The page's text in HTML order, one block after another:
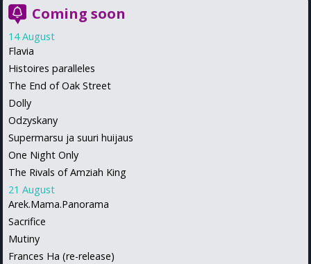
Coming soon
14 August
Flavia
Histoires paralleles
The End of Oak Street
Dolly
Odzyskany
Supermarsu ja suuri huijaus
One Night Only
The Rivals of Amziah King
21 August
Arek.Mama.Panorama
Sacrifice
Mutiny
Frances Ha (re-release)